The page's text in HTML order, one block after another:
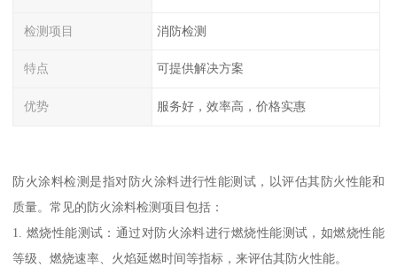
检测项目 消防检测
特点 可提供解决方案
优势 服务好，效率高，价格实惠
防火涂料检测是指对防火涂料进行性能测试，以评估其防火性能和
质量。常见的防火涂料检测项目包括：
1. 燃烧性能测试：通过对防火涂料进行燃烧性能测试，如燃烧性能
等级、燃烧速率、火焰延燃时间等指标，来评估其防火性能。